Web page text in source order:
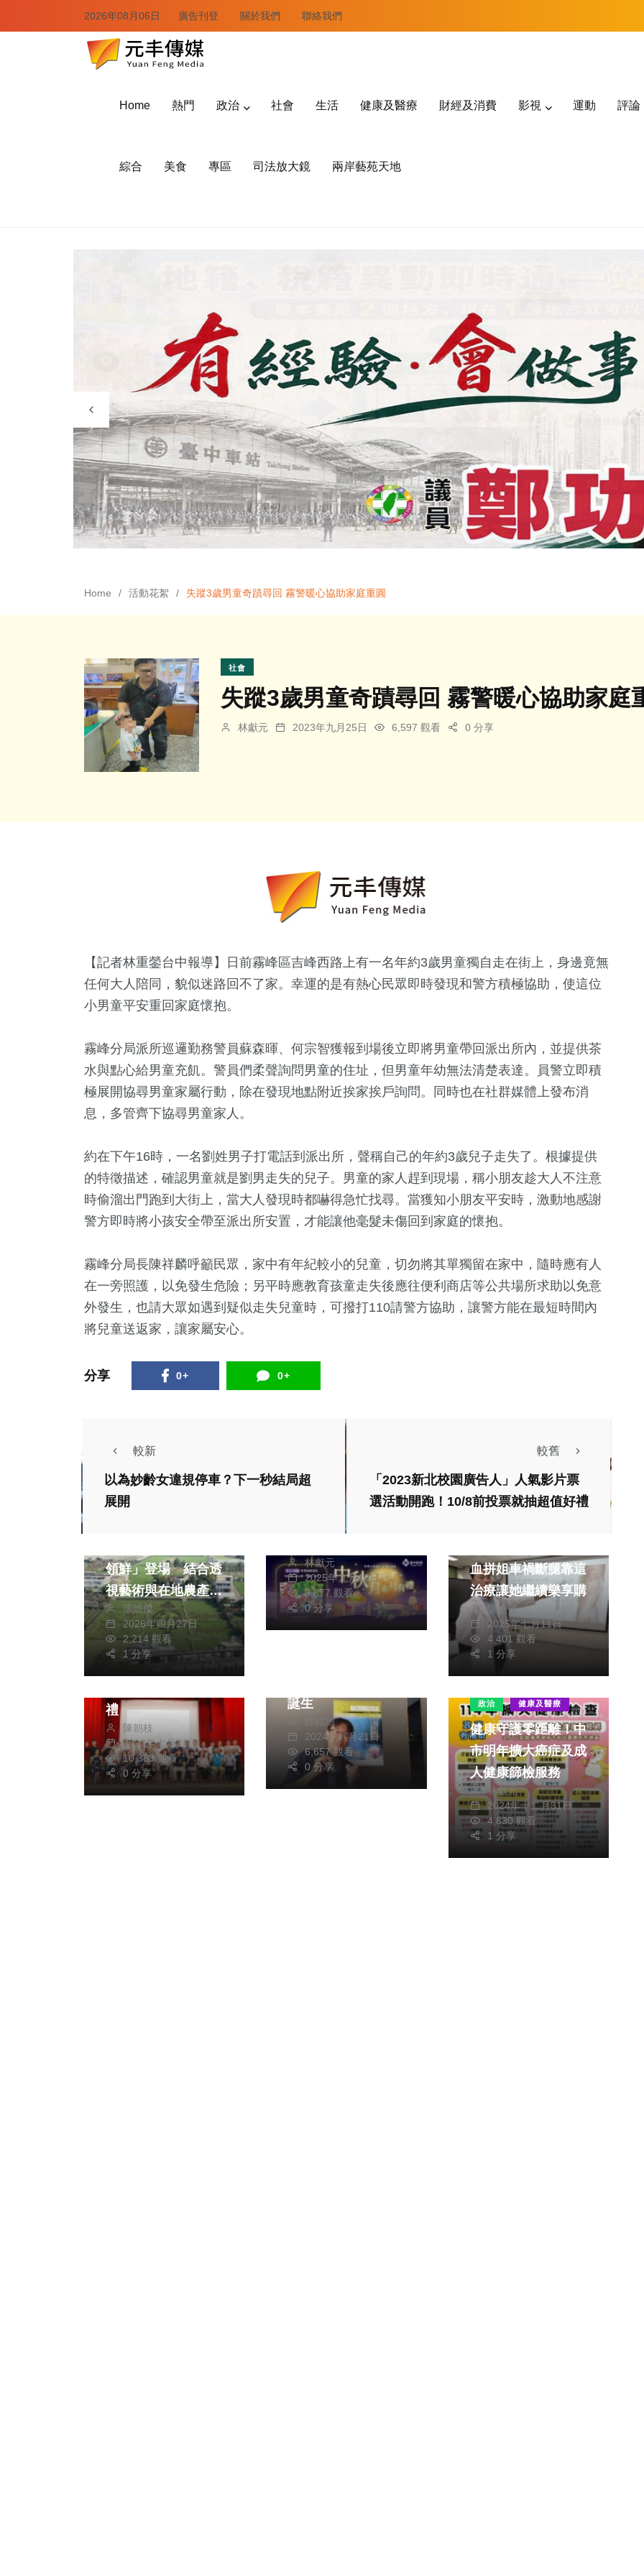
2026年08月06日 廣告刊登 關於我們 聯絡我們
Home 熱門 政治 社會 生活 健康及醫療 財經及消費 影視 運動 評論
綜合 美食 專區 司法放大鏡 兩岸藝苑天地
Home 活動花絮 失蹤3歲男童奇蹟尋回 霧警暖心協助家庭重圓
社會
失蹤3歲男童奇蹟尋回 霧警暖心協助家庭
林獻元 2023年九月25日 6,597 觀看 0 分享
【記者林重鎣台中報導】日前霧峰區吉峰西路上有一名年約3歲男童獨自走在街上，身邊竟無
任何大人陪同，貌似迷路回不了家。幸運的是有熱心民眾即時發現和警方積極協助，使這位
小男童平安重回家庭懷抱。
霧峰分局派所巡邏勤務警員蘇森暉、何宗智獲報到場後立即將男童帶回派出所內，並提供茶
水與點心給男童充飢。警員們柔聲詢問男童的住址，但男童年幼無法清楚表達。員警立即積
極展開協尋男童家屬行動，除在發現地點附近挨家挨戶詢問。同時也在社群媒體上發布消
息，多管齊下協尋男童家人。
約在下午16時，一名劉姓男子打電話到派出所，聲稱自己的年約3歲兒子走失了。根據提供
的特徵描述，確認男童就是劉男走失的兒子。男童的家人趕到現場，稱小朋友趁大人不注意
時偷溜出門跑到大街上，當大人發現時都嚇得急忙找尋。當獲知小朋友平安時，激動地感謝
警方即時將小孩安全帶至派出所安置，才能讓他毫髮未傷回到家庭的懷抱。
霧峰分局長陳祥麟呼籲民眾，家中有年紀較小的兒童，切勿將其單獨留在家中，隨時應有人
在一旁照護，以免發生危險；另平時應教育孩童走失後應往便利商店等公共場所求助以免意
外發生，也請大眾如遇到疑似走失兒童時，可撥打110請警方協助，讓警方能在最短時間內
將兒童送返家，讓家屬安心。
分享 0+ 0+
較新
以為妙齡女違規停車？下一秒結局超
展開
較舊
「2023新北校園廣告人」人氣影片票
選活動開跑！10/8前投票就抽超值好禮
生活
領鮮」登場 結合透
視藝術與在地農產
打造春夏最鮮體驗
張皓傑
2026年四月27日
2,214 觀看
1 分享
政治 財經及消費
加碼台中領鮮抽好禮
農業局再推2025中
情蜜意過中秋
林獻元
2025年九月10日
3,877 觀看
0 分享
血拼姐車禍斷腿靠這
治療讓她繼續樂享購
張皓傑
2025年七月11日
4,401 觀看
1 分享
熱門 社會
生活 文教
綜合
禮
陳朝枝
2023年七月21日
10,383 觀看
0 分享
誕生
鄭銘德
2024年八月21日
6,657 觀看
0 分享
政治 健康及醫療
健康守護零距離！中
市明年擴大癌症及成
人健康篩檢服務
林獻元
2024年十二月31日
4,830 觀看
1 分享
305+
藝文
2+
福建林公信俗文
化專區
兩岸道教文化交
美食
200+
運動
13+
演唱會
1317 +
政治
415+
熱門
80
文教 2024總統大選 海峽論壇專